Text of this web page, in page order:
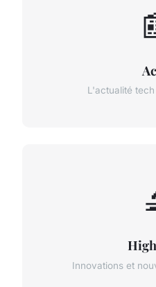
L'actualité
Innovations et